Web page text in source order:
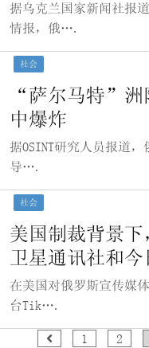
据乌克兰国家新闻社报
情报，俄….
社会
“萨尔马特”洲
中爆炸
据OSINT研究人员报道
导….
社会
美国制裁背景
卫星通讯社和
在美国对俄罗斯宣传媒
台Tik….
1 2